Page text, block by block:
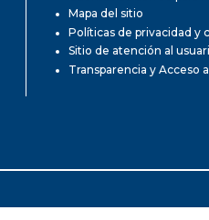
Mapa del sitio
Políticas de privacidad y
Sitio de atención al
Transparencia y Acceso